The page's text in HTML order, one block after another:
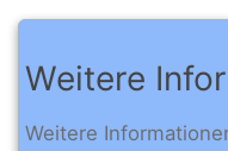
Weitere
Weitere